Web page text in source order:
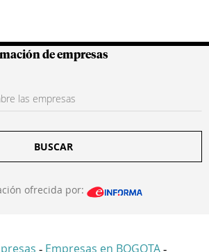
Colombianas
de empresas
BUSCAR
ofrecida por:
- Empresas en BOGOTA -